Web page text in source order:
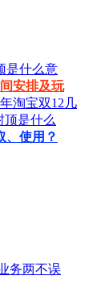
是什么意
安排及玩
淘宝双12几
顶是什么
、使用？
务两不误